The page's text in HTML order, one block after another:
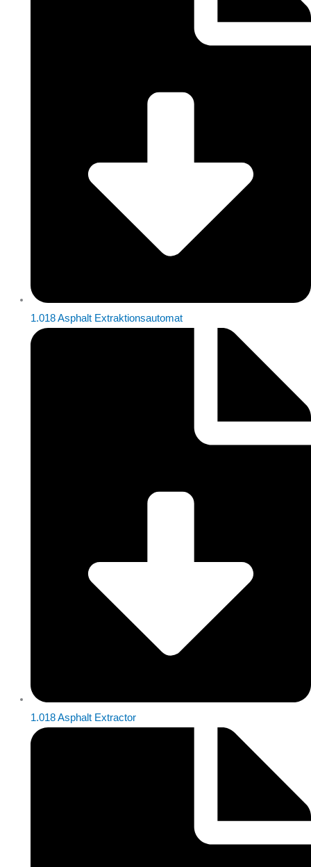
1.018 Asphalt Extraktionsautomat
1.018 Asphalt Extractor